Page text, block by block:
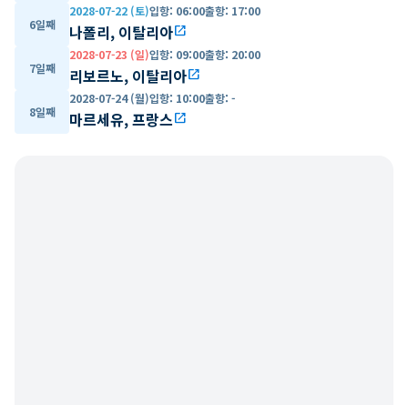
6일째
2028-07-22 (토)입항: 06:00출항: 17:00
나폴리, 이탈리아open_in_new
7일째
2028-07-23 (일)입항: 09:00출항: 20:00
리보르노, 이탈리아open_in_new
8일째
2028-07-24 (월)입항: 10:00출항: -
마르세유, 프랑스open_in_new